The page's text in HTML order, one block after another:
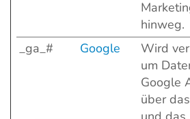
hinweg.
_ga_# Google
Wird
um
Google
über